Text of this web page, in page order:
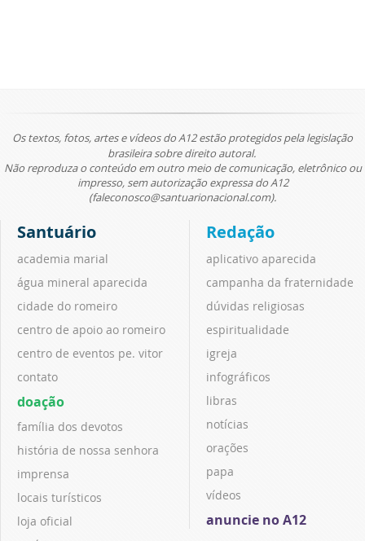
Os textos, fotos, artes e vídeos do A12 estão protegidos pela legislação
brasileira sobre direito autoral.
Não reproduza o conteúdo em outro meio de comunicação, eletrônico ou
impresso, sem autorização expressa do A12
(faleconosco@santuarionacional.com).
Santuário
academia marial
água mineral aparecida
cidade do romeiro
centro de apoio ao romeiro
centro de eventos pe. vitor
contato
doação
família dos devotos
história de nossa senhora
imprensa
locais turísticos
loja oficial
Redação
aplicativo aparecida
campanha da fraternidade
dúvidas religiosas
espiritualidade
igreja
infográficos
libras
notícias
orações
papa
vídeos
anuncie no A12